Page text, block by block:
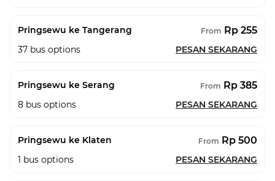
Pringsewu ke Tangerang From Rp 255
37 bus options PESAN SEKARANG
Pringsewu ke Serang From Rp 385
8 bus options PESAN SEKARANG
Pringsewu ke Klaten From Rp 500
1 bus options PESAN SEKARANG